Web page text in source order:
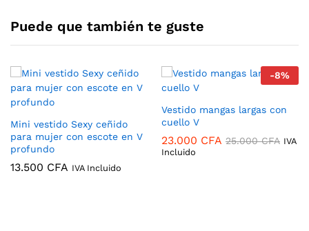
Puede que también te guste
Mini vestido Sexy ceñido
para mujer con escote en V
profundo
13.500 CFA IVA Incluido
-8%
Vestido mangas largas con
cuello V
23.000 CFA 25.000CFA IVA
Incluido